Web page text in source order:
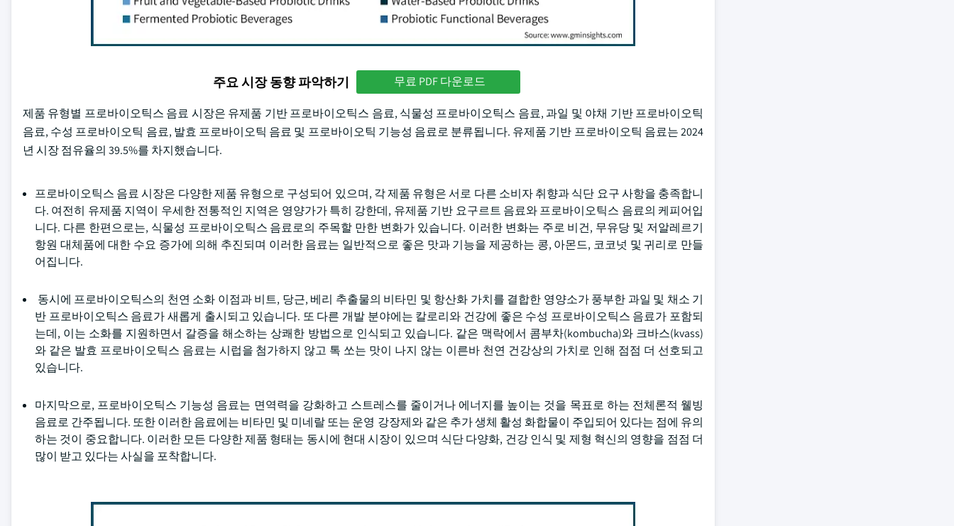
주요 시장 동향 파악하기 무료 PDF 다운로드
제품 유형별 프로바이오틱스 음료 시장은 유제품 기반 프로바이오틱스 음료, 식물성 프로바이오틱스 음료, 과일 및 야채 기반 프로바이오틱
음료, 수성 프로바이오틱 음료, 발효 프로바이오틱 음료 및 프로바이오틱 기능성 음료로 분류됩니다. 유제품 기반 프로바이오틱 음료는 2024
년 시장 점유율의 39.5%를 차지했습니다.
프로바이오틱스 음료 시장은 다양한 제품 유형으로 구성되어 있으며, 각 제품 유형은 서로 다른 소비자 취향과 식단 요구 사항을 충족합니
다. 여전히 유제품 지역이 우세한 전통적인 지역은 영양가가 특히 강한데, 유제품 기반 요구르트 음료와 프로바이오틱스 음료의 케피어입
니다. 다른 한편으로는, 식물성 프로바이오틱스 음료로의 주목할 만한 변화가 있습니다. 이러한 변화는 주로 비건, 무유당 및 저알레르기
항원 대체품에 대한 수요 증가에 의해 추진되며 이러한 음료는 일반적으로 좋은 맛과 기능을 제공하는 콩, 아몬드, 코코넛 및 귀리로 만들
어집니다.
동시에 프로바이오틱스의 천연 소화 이점과 비트, 당근, 베리 추출물의 비타민 및 항산화 가치를 결합한 영양소가 풍부한 과일 및 채소 기
반 프로바이오틱스 음료가 새롭게 출시되고 있습니다. 또 다른 개발 분야에는 칼로리와 건강에 좋은 수성 프로바이오틱스 음료가 포함되
는데, 이는 소화를 지원하면서 갈증을 해소하는 상쾌한 방법으로 인식되고 있습니다. 같은 맥락에서 콤부차(kombucha)와 크바스(kvass)
와 같은 발효 프로바이오틱스 음료는 시럽을 첨가하지 않고 톡 쏘는 맛이 나지 않는 이른바 천연 건강상의 가치로 인해 점점 더 선호되고
있습니다.
마지막으로, 프로바이오틱스 기능성 음료는 면역력을 강화하고 스트레스를 줄이거나 에너지를 높이는 것을 목표로 하는 전체론적 웰빙
음료로 간주됩니다. 또한 이러한 음료에는 비타민 및 미네랄 또는 운영 강장제와 같은 추가 생체 활성 화합물이 주입되어 있다는 점에 유의
하는 것이 중요합니다. 이러한 모든 다양한 제품 형태는 동시에 현대 시장이 있으며 식단 다양화, 건강 인식 및 제형 혁신의 영향을 점점 더
많이 받고 있다는 사실을 포착합니다.